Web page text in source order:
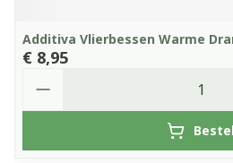
Additiva Vlierbessen Warme
€ 8,95